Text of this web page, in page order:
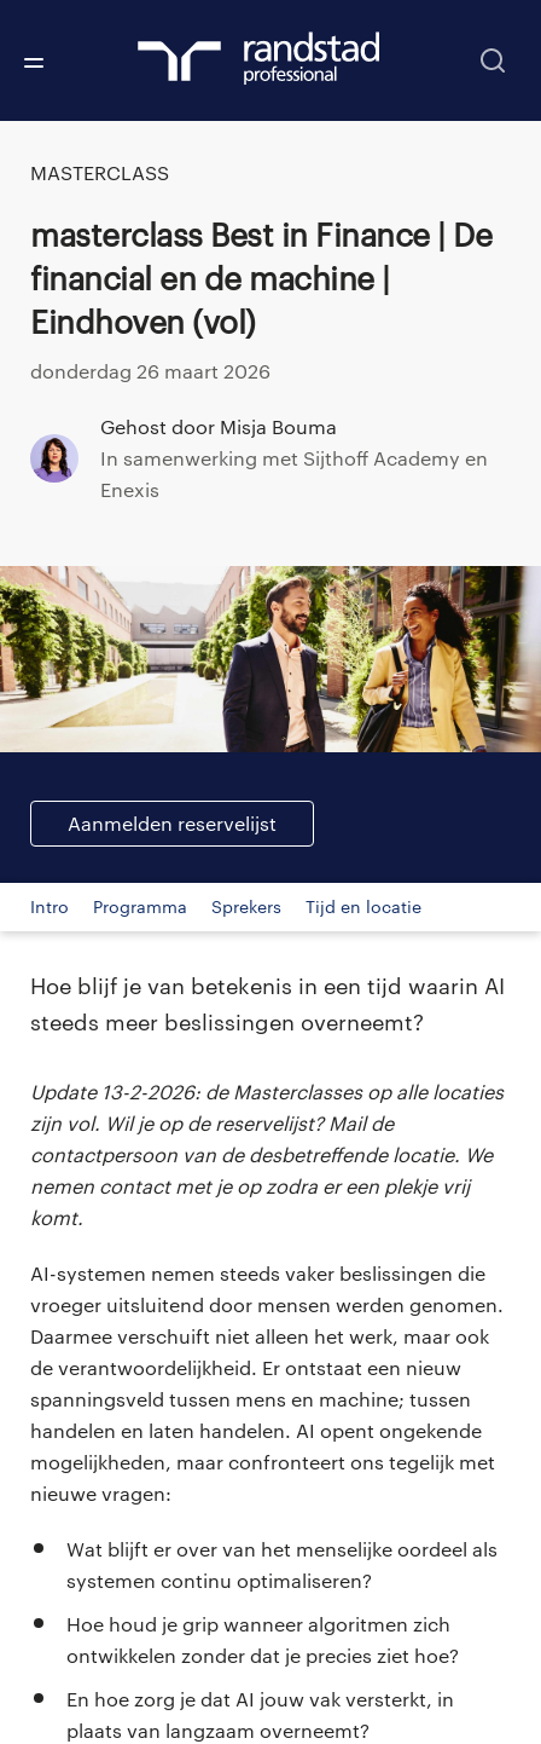
MASTERCLASS
Masterclass Best in Finance | De
financial en de machine |
Eindhoven (vol)
donderdag 26 maart 2026
Gehost door Misja Bouma
In samenwerking met Sijthoff Academy en
Enexis
Aanmelden reservelijst
Intro Programma Sprekers Tijd en locatie
Hoe blijf je van betekenis in een tijd waarin AI
steeds meer beslissingen overneemt?
Update 13-2-2026: de Masterclasses op alle locaties
zijn vol. Wil je op de reservelijst? Mail de
contactpersoon van de desbetreffende locatie. We
nemen contact met je op zodra er een plekje vrij
komt.
AI-systemen nemen steeds vaker beslissingen die
vroeger uitsluitend door mensen werden genomen.
Daarmee verschuift niet alleen het werk, maar ook
de verantwoordelijkheid. Er ontstaat een nieuw
spanningsveld tussen mens en machine; tussen
handelen en laten handelen. AI opent ongekende
mogelijkheden, maar confronteert ons tegelijk met
nieuwe vragen:
Wat blijft er over van het menselijke oordeel als
systemen continu optimaliseren?
Hoe houd je grip wanneer algoritmen zich
ontwikkelen zonder dat je precies ziet hoe?
En hoe zorg je dat AI jouw vak versterkt, in
plaats van langzaam overneemt?